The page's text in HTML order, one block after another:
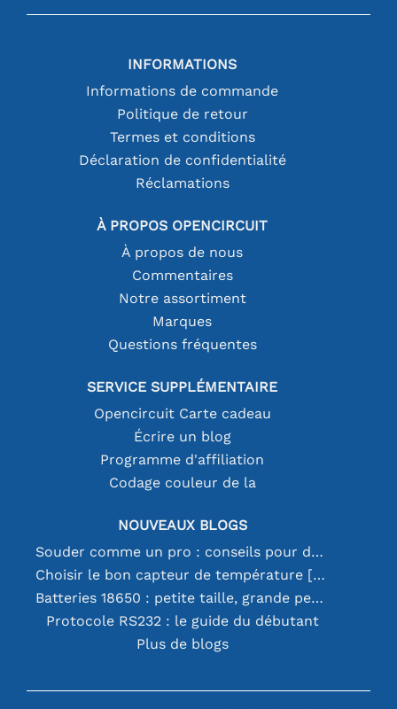
INFORMATIONS
Informations de commande
Politique de retour
Termes et conditions
Déclaration de confidentialité
Réclamations
À PROPOS OPENCIRCUIT
À propos de nous
Commentaires
Notre assortiment
Marques
Questions fréquentes
SERVICE SUPPLÉMENTAIRE
Opencircuit Carte cadeau
Écrire un blog
Programme d'affiliation
Codage couleur de la
NOUVEAUX BLOGS
Souder comme un pro : conseils pour des connexions électroniques parfaites
Choisir le bon capteur de température [youtube]
Batteries 18650 : petite taille, grande performance
Protocole RS232 : le guide du débutant
Plus de blogs